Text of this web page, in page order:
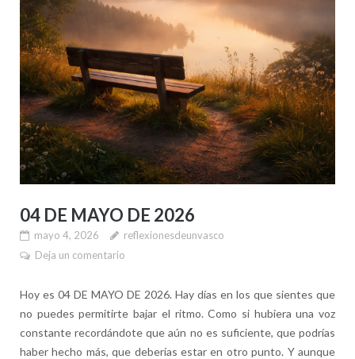
04 DE MAYO DE 2026
mayo 4, 2026
reflexionesdeunvasco
Deja un comentario
Hoy es 04 DE MAYO DE 2026. Hay días en los que sientes que
no puedes permitirte bajar el ritmo. Como si hubiera una voz
constante recordándote que aún no es suficiente, que podrías
haber hecho más, que deberías estar en otro punto. Y aunque